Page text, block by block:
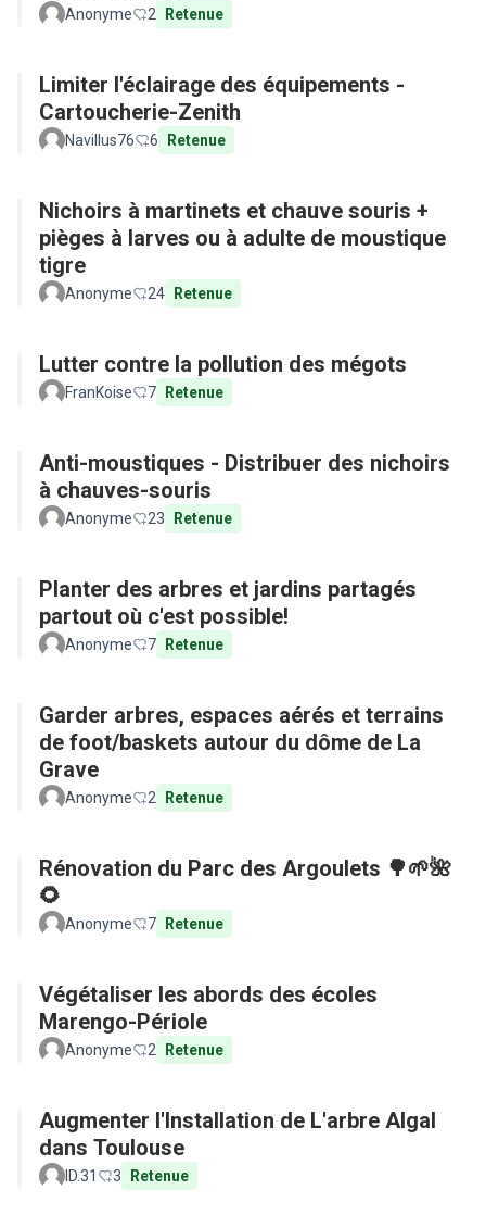
Anonyme 2 Retenue
Limiter l'éclairage des équipements -
Cartoucherie-Zenith
Navillus76 6 Retenue
Nichoirs à martinets et chauve souris +
pièges à larves ou à adulte de moustique
tigre
Anonyme 24 Retenue
Lutter contre la pollution des mégots
FranKoise 7 Retenue
Anti-moustiques - Distribuer des nichoirs
à chauves-souris
Anonyme 23 Retenue
Planter des arbres et jardins partagés
partout où c'est possible!
Anonyme 7 Retenue
Garder arbres, espaces aérés et terrains
de foot/baskets autour du dôme de La
Grave
Anonyme 2 Retenue
Rénovation du Parc des Argoulets 🌳🌱🌺
🌻
Anonyme 7 Retenue
Végétaliser les abords des écoles
Marengo-Périole
Anonyme 2 Retenue
Augmenter l'Installation de L'arbre Algal
dans Toulouse
ID.31 3 Retenue